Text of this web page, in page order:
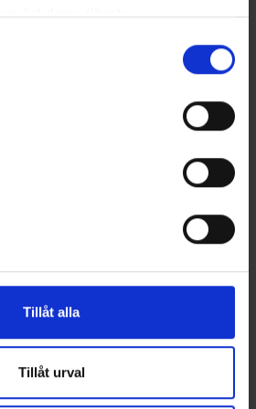
deras tjänster.
Tillåt alla
Tillåt urval
-
Mieko Predator
Mieko Predator Jighead 300
gr - Orange/gul
115 kr